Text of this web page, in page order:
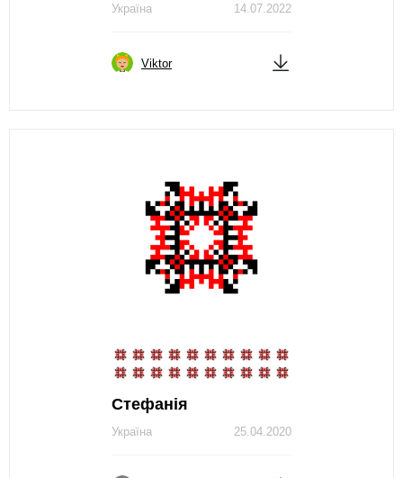
14.07.2022
Україна
Viktor
Стефанія
25.04.2020
Україна